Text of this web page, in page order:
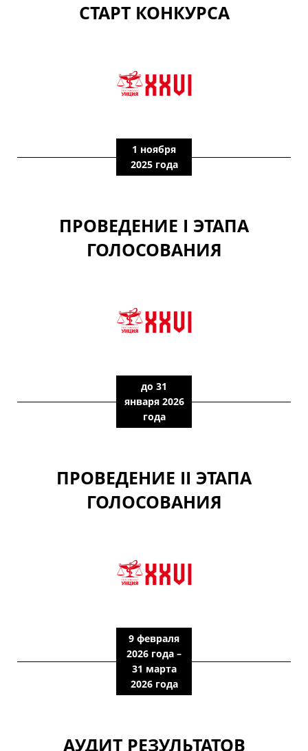
1 ноября
2025 года
СТАРТ КОНКУРСА
до 31
января 2026
года
ПРОВЕДЕНИЕ I ЭТАПА
ГОЛОСОВАНИЯ
9 февраля
2026 года –
31 марта
2026 года
ПРОВЕДЕНИЕ II ЭТАПА
ГОЛОСОВАНИЯ
АУДИТ РЕЗУЛЬТАТОВ